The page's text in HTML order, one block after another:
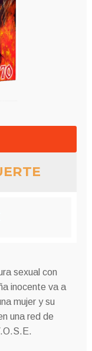
actual
sexual con
inocente va a
mujer y su
una red de